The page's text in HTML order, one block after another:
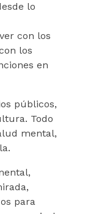
lo
con los
los
en
públicos,
Todo
mental,
para